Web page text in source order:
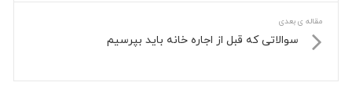
مقاله ی بعدی
سوالاتی که قبل از اجاره خانه باید بپرسیم